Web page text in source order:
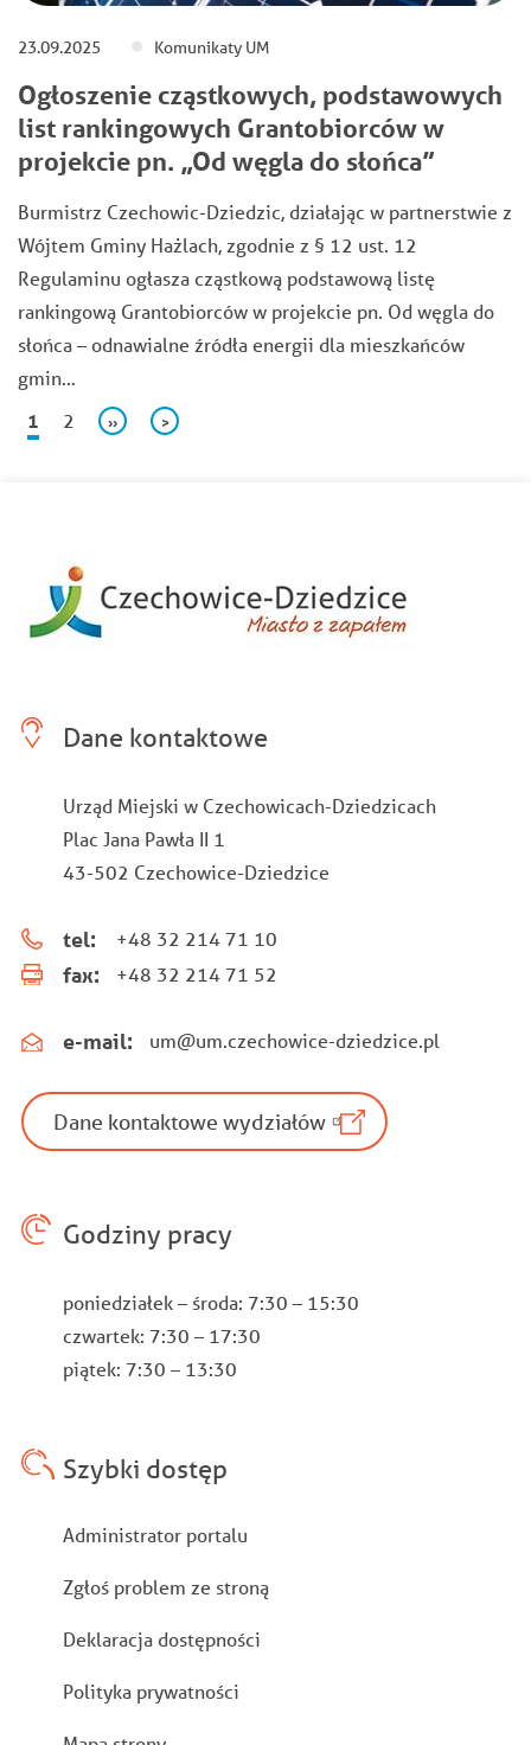
23.09.2025 Komunikaty UM
Ogłoszenie cząstkowych, podstawowych
list rankingowych Grantobiorców w
projekcie pn. „Od węgla do słońca”
Burmistrz Czechowic-Dziedzic, działając w partnerstwie z
Wójtem Gminy Hażlach, zgodnie z § 12 ust. 12
Regulaminu ogłasza cząstkową podstawową listę
rankingową Grantobiorców w projekcie pn. Od węgla do
słońca – odnawialne źródła energii dla mieszkańców
gmin…
Stronicowanie
Bieżąca
1 Page
2
Następna
››
Ostatnia
>
Dane kontaktowe
Urząd Miejski w Czechowicach-Dziedzicach
Plac Jana Pawła II 1
43-502 Czechowice-Dziedzice
tel: +48 32 214 71 10
fax: +48 32 214 71 52
e-mail: um@um.czechowice-dziedzice.pl
Dane kontaktowe wydziałów
Godziny pracy
poniedziałek – środa: 7:30 – 15:30
czwartek: 7:30 – 17:30
piątek: 7:30 – 13:30
Szybki dostęp
Stopka
Administrator portalu
Zgłoś problem ze stroną
Deklaracja dostępności
Polityka prywatności